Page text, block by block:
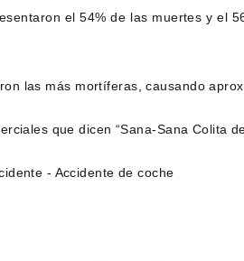
el 54% de las muertes y el
las más mortíferas, causando
que dicen “Sana-Sana Colita